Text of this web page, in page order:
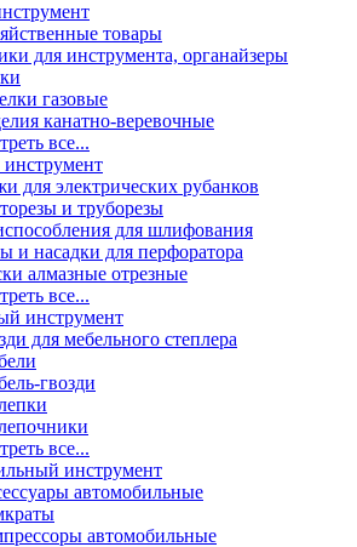
товары
для инструмента, органайзеры
газовые
канатно-веревочные
все...
для электрических рубанков
и труборезы
для шлифования
и насадки для перфоратора
алмазные отрезные
все...
инструмент
для мебельного степлера
гвозди
все...
инструмент
автомобильные
автомобильные